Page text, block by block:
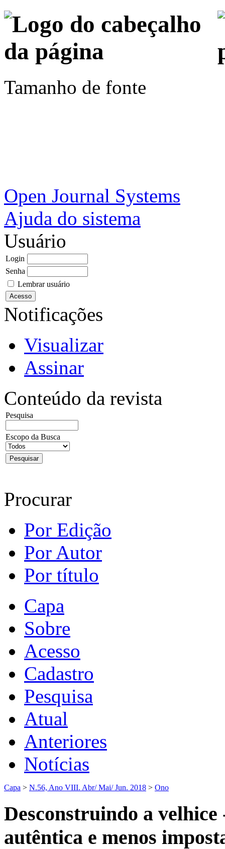
Tamanho de fonte
Open Journal Systems
Ajuda do sistema
Usuário
Login
Senha
Lembrar usuário
Notificações
Visualizar
Assinar
Conteúdo da revista
Pesquisa
Escopo da Busca
Procurar
Por Edição
Por Autor
Por título
Capa
Sobre
Acesso
Cadastro
Pesquisa
Atual
Anteriores
Notícias
Capa > N.56, Ano VIII. Abr/ Mai/ Jun. 2018 > Ono
Desconstruindo a
autêntica e menos